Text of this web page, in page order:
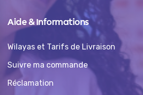
Aide & Informations
Wilayas et Tarifs de Livraison
Suivre ma commande
Réclamation